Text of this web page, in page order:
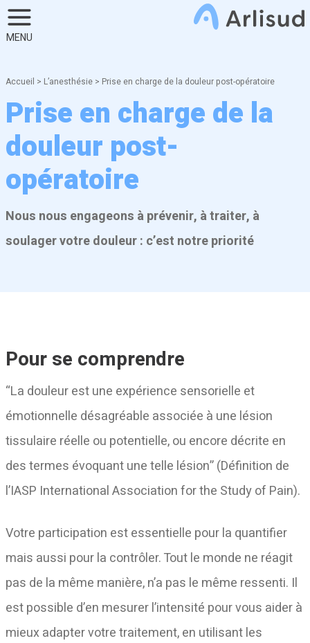
MENU
Retour
L’anesthésie loco-régionale
L’hypnose
Le jeûne préopératoire
La transfusion sanguine
Accueil > L’anesthésie> Prise en charge de la douleur post-opératoire
Prise en charge de la
douleur post-
opératoire
Nous nous engageons à prévenir, à traiter, à
soulager votre douleur : c’est notre priorité
Pour se comprendre
“La douleur est une expérience sensorielle et
émotionnelle désagréable associée à une lésion
tissulaire réelle ou potentielle, ou encore décrite en
des termes évoquant une telle lésion” (Définition de
l’IASP International Association for the Study of Pain).
Votre participation est essentielle pour la quantifier
mais aussi pour la contrôler. Tout le monde ne réagit
pas de la même manière, n’a pas le même ressenti. Il
est possible d’en mesurer l’intensité pour vous aider à
mieux adapter votre traitement, en utilisant les